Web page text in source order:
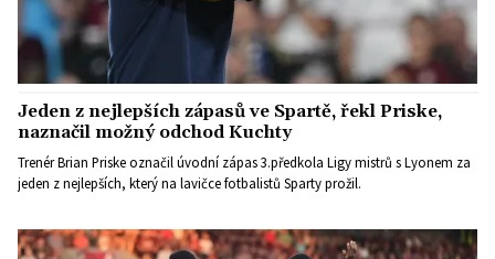
Jeden z nejlepších zápasů ve Spartě, řekl Priske,
naznačil možný odchod Kuchty
Trenér Brian Priske označil úvodní zápas 3.předkola Ligy mistrů s Lyonem za
jeden z nejlepších, který na lavičce fotbalistů Sparty prožil.